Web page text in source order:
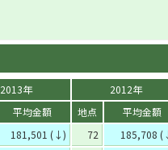
2013年
2012年
平均金額 地点
平均金額
181,501 (↓) 72
185,708